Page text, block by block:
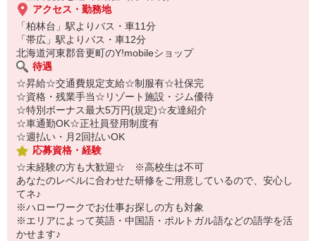
アクセス・勤務地
「柏林台」駅よりバス・車11分
「帯広」駅よりバス・車12分
北海道河東郡音更町のY!mobileショップ
待遇
☆昇給☆交通費規定支給☆制服有☆社保完
☆資格・残業手当☆リゾート施設・ジム優待
☆特別ボーナス最大5万円(規定)☆友達紹介
☆車通勤OK☆正社員登用制度有
☆週払い・月2回払いOK
応募資格・経験
☆未経験の方も大歓迎☆ ※高校生は不可
あなたのレベルに合わせた研修をご用意しているので、安心し
てネ♪
※ハローワークでお仕事お探しの方も対象
※エリアによって英語・中国語・ポルトガル語などの語学を活
かせます♪